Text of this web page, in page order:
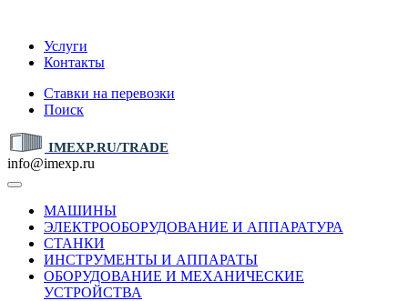
Услуги
Контакты
Ставки на перевозки
Поиск
IMEXP.RU/TRADE
info@imexp.ru
МАШИНЫ
ЭЛЕКТРООБОРУДОВАНИЕ И АППАРАТУРА
СТАНКИ
ИНСТРУМЕНТЫ И АППАРАТЫ
ОБОРУДОВАНИЕ И МЕХАНИЧЕСКИЕ
УСТРОЙСТВА